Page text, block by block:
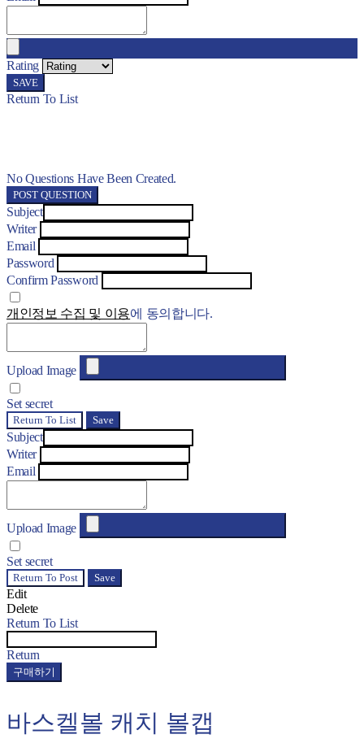
Rating
SAVE
Return To List
No Questions Have Been Created.
POST QUESTION
Subject
Writer
Email
Password
Confirm Password
개인정보 수집 및 이용에 동의합니다.
Upload Image
Set secret
Return To List Save
Subject
Writer
Email
Upload Image
Set secret
Return To Post Save
Edit
Delete
Return To List
Return
구매하기
바스켈볼 캐치 볼캡